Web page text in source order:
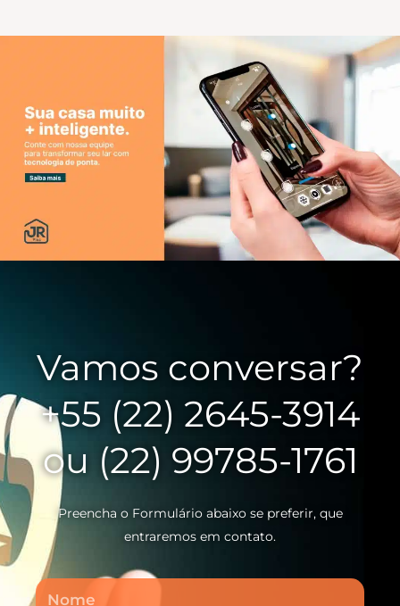
Vamos conversar?
+55 (22) 2645-3914
ou (22) 99785-1761
Preencha o Formulário abaixo se preferir, que
entraremos em contato.
Nome